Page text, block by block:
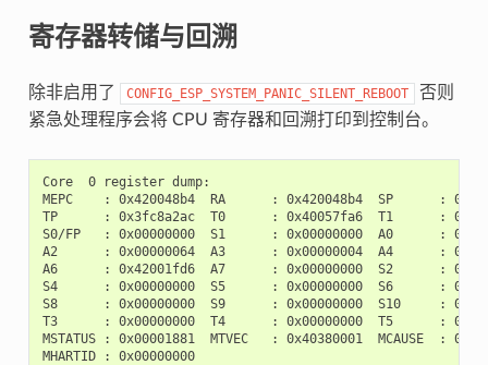
寄存器转储与回溯
除非启用了 CONFIG_ESP_SYSTEM_PANIC_SILENT_REBOOT
否则
紧急处理程序会将 CPU 寄存器和回溯打印到控制台。
Core  0 register dump:
MEPC    : 0x420048b4  RA      : 0x420048b4  SP      :
TP      : 0x3fc8a2ac  T0      : 0x40057fa6  T1      :
S0/FP   : 0x00000000  S1      : 0x00000000  A0      :
A2      : 0x00000064  A3      : 0x00000004  A4      :
A6      : 0x42001fd6  A7      : 0x00000000  S2      :
S4      : 0x00000000  S5      : 0x00000000  S6      :
S8      : 0x00000000  S9      : 0x00000000  S10     :
T3      : 0x00000000  T4      : 0x00000000  T5      :
MSTATUS : 0x00001881  MTVEC   : 0x40380001  MCAUSE  :
MHARTID : 0x00000000